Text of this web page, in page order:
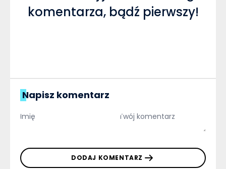
komentarza, bądź pierwszy!
Napisz komentarz
DODAJ KOMENTARZ